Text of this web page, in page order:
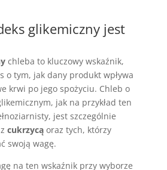
glikemiczny jest
chleba to kluczowy wskaźnik,
o tym, jak dany produkt wpływa
krwi po jego spożyciu. Chleb o
jak na przykład ten
jest szczególnie
cukrzycąoraz tych, którzy
swoją wagę.
na ten wskaźnik przy wyborze